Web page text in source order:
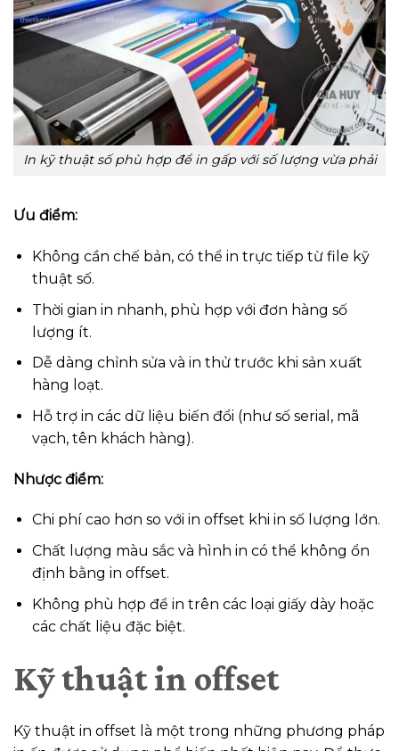
In kỹ thuật số phù hợp để in gấp với số lượng vừa phải
Ưu điểm:
Không cần chế bản, có thể in trực tiếp từ file kỹ
thuật số.
Thời gian in nhanh, phù hợp với đơn hàng số
lượng ít.
Dễ dàng chỉnh sửa và in thử trước khi sản xuất
hàng loạt.
Hỗ trợ in các dữ liệu biến đổi (như số serial, mã
vạch, tên khách hàng).
Nhược điểm:
Chi phí cao hơn so với in offset khi in số lượng lớn.
Chất lượng màu sắc và hình in có thể không ổn
định bằng in offset.
Không phù hợp để in trên các loại giấy dày hoặc
các chất liệu đặc biệt.
Kỹ thuật in offset
Kỹ thuật in offset là một trong những phương pháp